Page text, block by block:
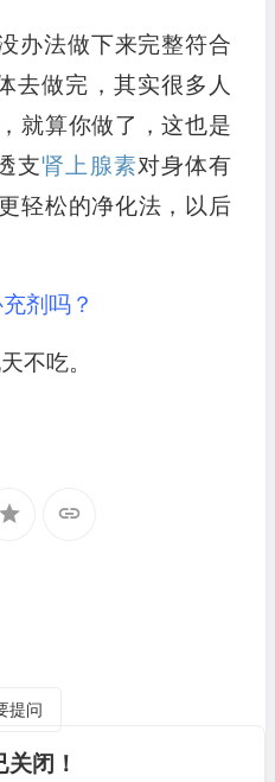
办法做下来完整符合
去做完，其实很多人
就算你做了，这也是
支肾上腺素对身体有
轻松的净化法，以后
剂吗？
不吃。
提问
闭！